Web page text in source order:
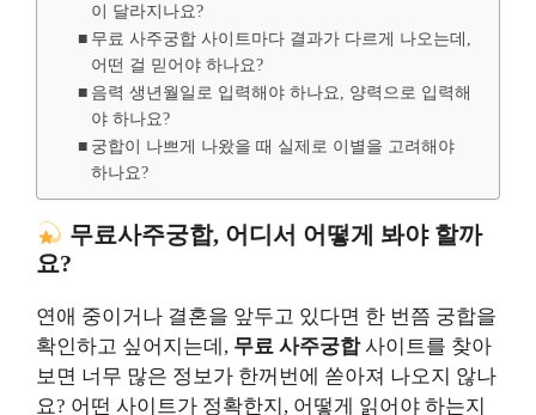
이 달라지나요?
무료 사주궁합 사이트마다 결과가 다르게 나오는데,
어떤 걸 믿어야 하나요?
음력 생년월일로 입력해야 하나요, 양력으로 입력해
야 하나요?
궁합이 나쁘게 나왔을 때 실제로 이별을 고려해야
하나요?
무료사주궁합, 어디서 어떻게 봐야 할까
요?
연애 중이거나 결혼을 앞두고 있다면 한 번쯤 궁합을
확인하고 싶어지는데, 무료 사주궁합사이트를 찾아
보면 너무 많은 정보가 한꺼번에 쏟아져 나오지 않나
요? 어떤 사이트가 정확한지, 어떻게 읽어야 하는지